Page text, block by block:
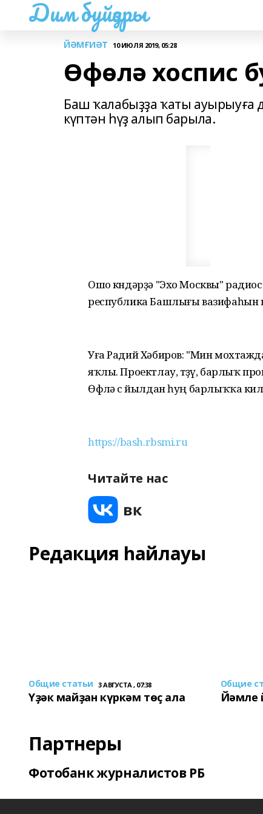
Дим буйҙары
ЙӘМҒИӘТ 10 ИЮЛЯ 2019, 05:28
Өфөлә хоспис
Баш ҡалабыҙҙа ҡаты ауырыуға
күптән һүҙ алып барыла.
Ошо көндәрҙә "Эхо Москвы"
республика Башлығы вазифаһын
Уға Радий Хәбиров: "Мин
яҡлы. Проектлау, төҙөү, барлыҡ
Өфөлә өс йылдан һуң барлыҡҡа
https://bash.rbsmi.ru
Читайте нас
Редакция һайлауы
Общие статьи 3 АВГУСТА , 07:38
Үҙәк майҙан күркәм төҫ ала
Общие
Йәмле
Партнеры
Фотобанк журналистов РБ